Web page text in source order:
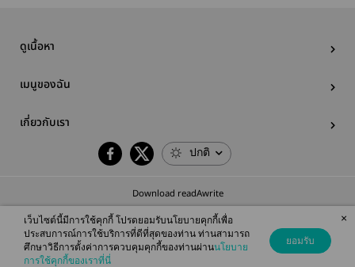
ดูเนื้อหา
เมนูของฉัน
เกี่ยวกับเรา
ปกติ
Download readAwrite
© 2026 readAwrite.com by MEB Corporation Public Company Limited
This site is protected by reCAPTCHA and the Google
เว็บไซต์นี้มีการใช้คุกกี้ โปรดยอมรับนโยบายคุกกี้เพื่อ
ประสบการณ์การใช้บริการที่ดีที่สุดของท่าน ท่านสามารถ
ศึกษาวิธีการตั้งค่าการควบคุมคุกกี้ของท่านผ่านนโยบาย
การใช้คุกกี้ของเราที่นี่
ยอมรับ
×